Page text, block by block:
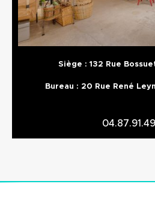
Siège : 132 Rue
Bureau : 20 Rue René